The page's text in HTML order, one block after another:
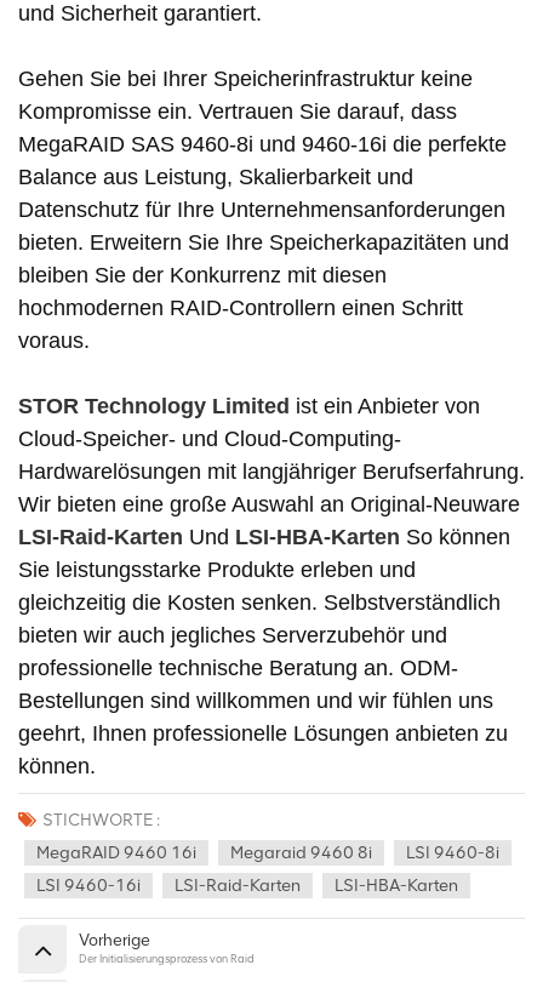
und Sicherheit garantiert.
Gehen Sie bei Ihrer Speicherinfrastruktur keine
Kompromisse ein. Vertrauen Sie darauf, dass
MegaRAID SAS 9460-8i und 9460-16i die perfekte
Balance aus Leistung, Skalierbarkeit und
Datenschutz für Ihre Unternehmensanforderungen
bieten. Erweitern Sie Ihre Speicherkapazitäten und
bleiben Sie der Konkurrenz mit diesen
hochmodernen RAID-Controllern einen Schritt
voraus.
STOR Technology Limited ist ein Anbieter von
Cloud-Speicher- und Cloud-Computing-
Hardwarelösungen mit langjähriger Berufserfahrung.
Wir bieten eine große Auswahl an Original-Neuware
LSI-Raid-Karten Und LSI-HBA-Karten So können
Sie leistungsstarke Produkte erleben und
gleichzeitig die Kosten senken. Selbstverständlich
bieten wir auch jegliches Serverzubehör und
professionelle technische Beratung an. ODM-
Bestellungen sind willkommen und wir fühlen uns
geehrt, Ihnen professionelle Lösungen anbieten zu
können.
STICHWORTE :
MegaRAID 9460 16i
Megaraid 9460 8i
LSI 9460-8i
LSI 9460-16i
LSI-Raid-Karten LSI-HBA-Karten
Vorherige
Der Initialisierungsprozess von Raid